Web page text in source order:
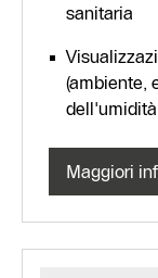
sanitaria
(ambiente,
Maggiori